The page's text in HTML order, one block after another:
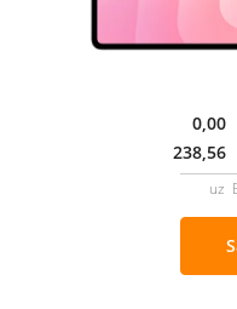
0,00
238,56
uz